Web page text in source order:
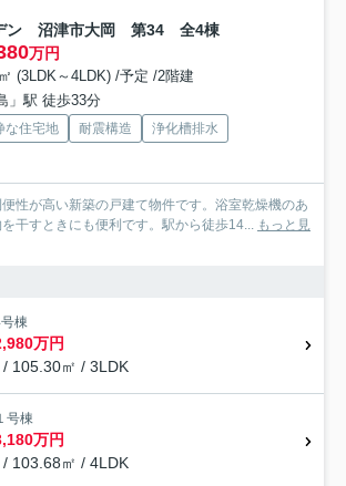
ン 沼津市大岡 第34 全4棟
万円
(3LDK～4LDK) /予定 /2階建
」駅 徒歩33分
な住宅地 耐震構造
浄化槽排水
性が高い新築の戸建て物件です。浴室乾燥機のあ
干すときにも便利です。駅から徒歩14... もっと見
棟
万円
/ 105.30㎡ / 3LDK
号棟
万円
/ 103.68㎡ / 4LDK